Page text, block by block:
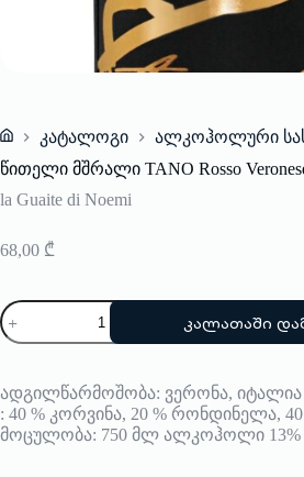
Home
კატალოგი
ალკოჰოლური
წითელი მშრალი TANO Rosso
la Guaite di Noemi
68,00 ₾
რაოდენობა:
წითელი
მშრალი
Rosso
Veronese
კალათაში
ადგილწარმოშობა: ვერონა, იტალია
: 40 % კორვინა, 20 % რონდინელა,
მოცულობა: 750 მლ ალკოჰოლი 13%